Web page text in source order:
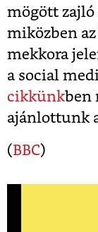
mögött
miközben
mekkora
a social
cikkünkben
ajánlottunk
(BBC)